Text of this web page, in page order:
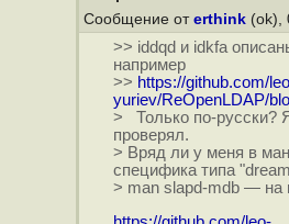
Сообщение от erthink (ok),
>> iddqd и idkfa
например
>> https://github.com/
yuriev/ReOpenLDAP/
> Только по-русски?
проверял.
> Вряд ли у меня в
специфика типа
> man slapd-mdb — на